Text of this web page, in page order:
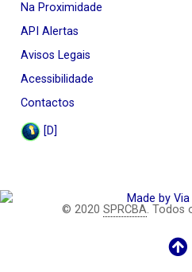
Na Proximidade
API Alertas
Avisos Legais
Acessibilidade
Contactos
[D]
© 2020 SPRCBA. Todos